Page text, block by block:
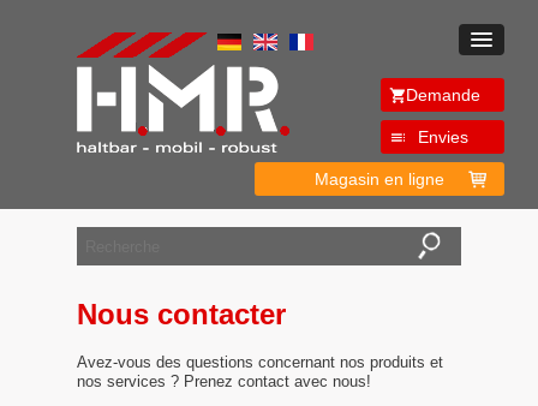
Demande
Envies
Magasin en ligne
Nous contacter
Avez-vous des questions concernant nos produits et
nos services ? Prenez contact avec nous!